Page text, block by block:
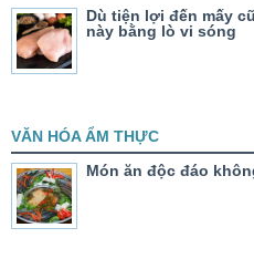
Dù tiện lợi đến mấy
này bằng lò vi sóng
VĂN HÓA ẨM THỰC
Món ăn độc đáo